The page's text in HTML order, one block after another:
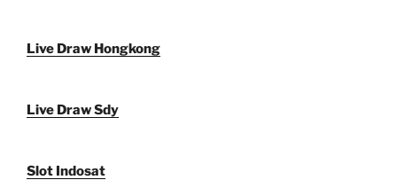
Live Draw Hongkong
Live Draw Sdy
Slot Indosat